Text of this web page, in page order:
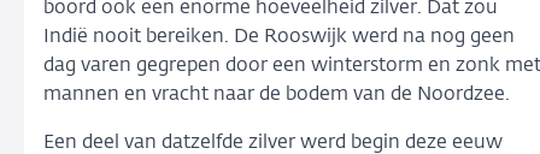
boord ook een enorme hoeveelheid zilver. Dat zou
Indië nooit bereiken. De Rooswijk werd na nog geen
dag varen gegrepen door een winterstorm en zonk met
mannen en vracht naar de bodem van de Noordzee.
Een deel van datzelfde zilver werd begin deze eeuw